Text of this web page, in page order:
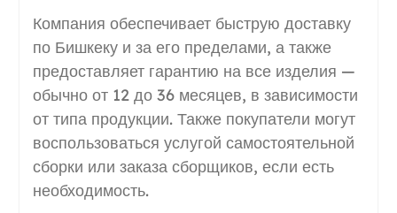
Компания обеспечивает быструю доставку
по Бишкеку и за его пределами, а также
предоставляет гарантию на все изделия —
обычно от 12 до 36 месяцев, в зависимости
от типа продукции. Также покупатели могут
воспользоваться услугой самостоятельной
сборки или заказа сборщиков, если есть
необходимость.